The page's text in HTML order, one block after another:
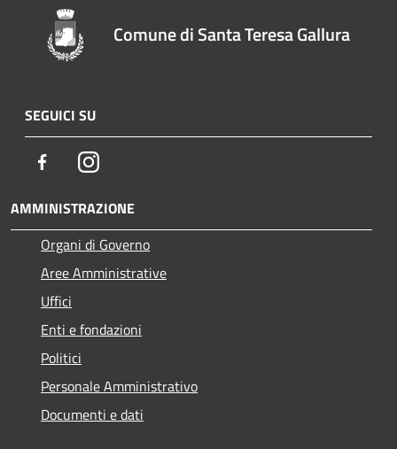
Comune di Santa Teresa Gallura
SEGUICI SU
FacebookInstagram
AMMINISTRAZIONE
Organi di Governo
Aree Amministrative
Uffici
Enti e fondazioni
Politici
Personale Amministrativo
Documenti e dati